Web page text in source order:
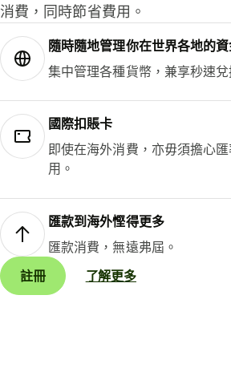
消費，同時節省費用。
隨時隨地管理你在世界各地的資
集中管理各種貨幣，兼享秒速兌
國際扣賬卡
即使在海外消費，亦毋須擔心
用。
匯款到海外慳得更多
匯款消費，無遠弗屆。
註冊
了解更多